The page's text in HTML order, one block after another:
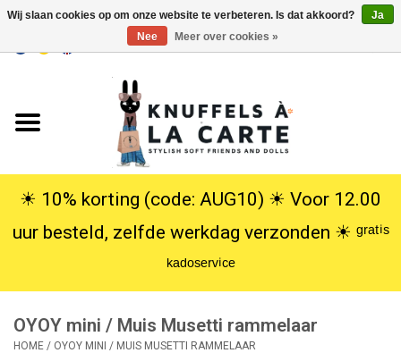
USD
Knuffels
Poppen
SALE
Cadeauservice
☀︎ 10% korting (code: AUG10) ☀︎ Voor 12.00
uur besteld, zelfde werkdag verzonden ☀︎ ᵍʳᵃᵗⁱˢ
ᵏᵃᵈᵒˢᵉʳᵛⁱᶜᵉ
OYOY mini / Muis Musetti rammelaar
HOME / OYOY MINI / MUIS MUSETTI RAMMELAAR
Wij slaan cookies op om onze website te verbeteren. Is dat akkoord?
Ja
Nee
Meer over cookies »